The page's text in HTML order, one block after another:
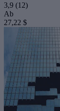
3,9 (12)
Ab
27,22 $